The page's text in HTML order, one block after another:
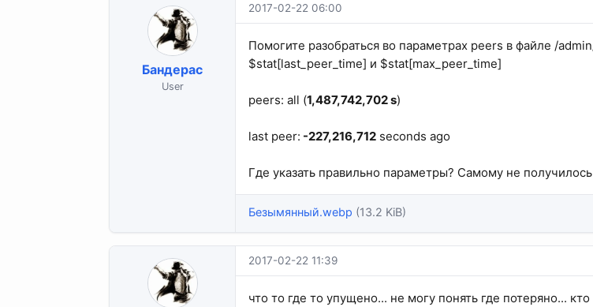
Бандерас
User
2017-02-22 06:00
Помогите разобраться во параметрах peers в файле /
$stat[last_peer_time] и $stat[max_peer_time]
peers: all (1,487,742,702 s)
last peer: -227,216,712 seconds ago
Где указать правильно параметры? Самому не получилось
Безымянный.webp (13.2 KiB)
2017-02-22 11:39
что то где то упущено... не могу понять где потеряно...